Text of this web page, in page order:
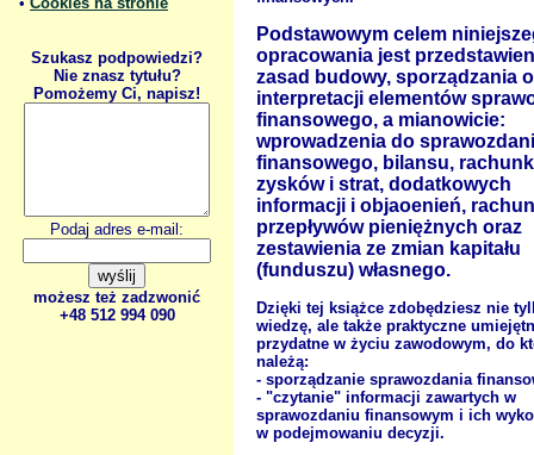
Szukasz podpowiedzi?
Nie znasz tytułu?
Pomożemy Ci, napisz!
Podaj adres e-mail:
możesz też zadzwonić
+48 512 994 090
Podstawowym celem
opracowania jest
zasad budowy, sporządzania
interpretacji elementów
finansowego, a mianowicie:
wprowadzenia do
finansowego, bilansu,
zysków i strat, dodatkowych
informacji i objaoenień,
przepływów pieniężnych oraz
zestawienia ze zmian kapitału
(funduszu) własnego.
Dzięki tej książce zdobędziesz nie
wiedzę, ale także praktyczne
przydatne w życiu zawodowym, do
należą:
- sporządzanie sprawozdania
- "czytanie" informacji zawartych w
sprawozdaniu finansowym i ich
w podejmowaniu decyzji.